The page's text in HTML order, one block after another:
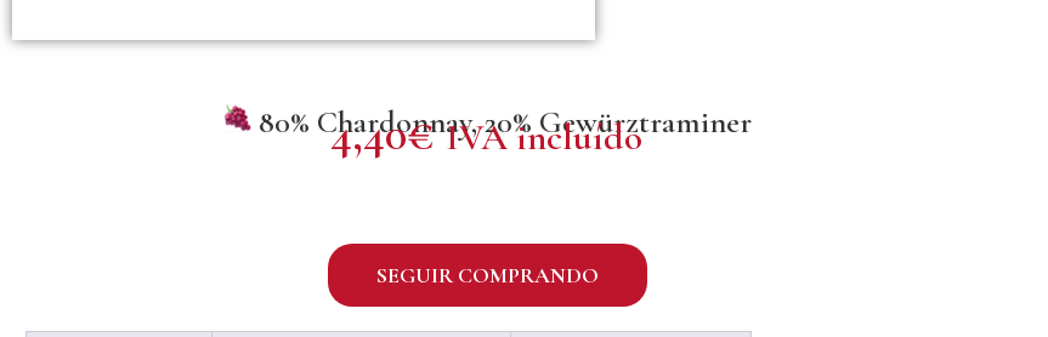
80% Chardonnay, 20% Gewürztraminer
4,40€ IVA incluído
SEGUIR COMPRANDO